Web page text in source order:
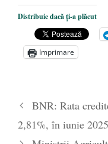
Dezvăluiri
președintele
Zelensky
-
Statul care
poetului
- 16 aprilie
Distribuie dacă ți-a plăcut
Imprimare
BNR: Rata
2,81%, în iunie 2025